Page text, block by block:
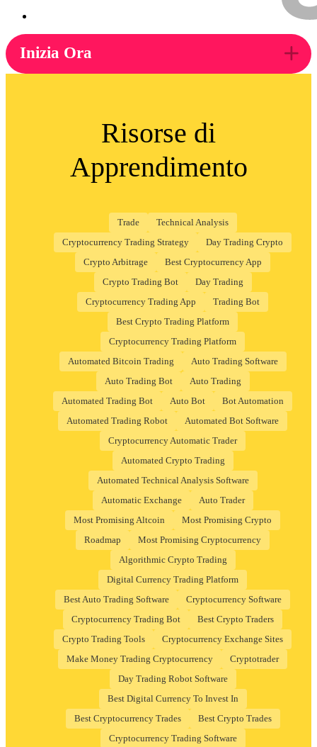
Inizia Ora
Risorse di
Apprendimento
Trade
Technical Analysis
Cryptocurrency Trading Strategy
Day Trading Crypto
Crypto Arbitrage
Best Cryptocurrency App
Crypto Trading Bot
Day Trading
Cryptocurrency Trading App
Trading Bot
Best Crypto Trading Platform
Cryptocurrency Trading Platform
Automated Bitcoin Trading
Auto Trading Software
Auto Trading Bot
Auto Trading
Automated Trading Bot
Auto Bot
Bot Automation
Automated Trading Robot
Automated Bot Software
Cryptocurrency Automatic Trader
Automated Crypto Trading
Automated Technical Analysis Software
Automatic Exchange
Auto Trader
Most Promising Altcoin
Most Promising Crypto
Roadmap
Most Promising Cryptocurrency
Algorithmic Crypto Trading
Digital Currency Trading Platform
Best Auto Trading Software
Cryptocurrency Software
Cryptocurrency Trading Bot
Best Crypto Traders
Crypto Trading Tools
Cryptocurrency Exchange Sites
Make Money Trading Cryptocurrency
Cryptotrader
Day Trading Robot Software
Best Digital Currency To Invest In
Best Cryptocurrency Trades
Best Crypto Trades
Cryptocurrency Trading Software